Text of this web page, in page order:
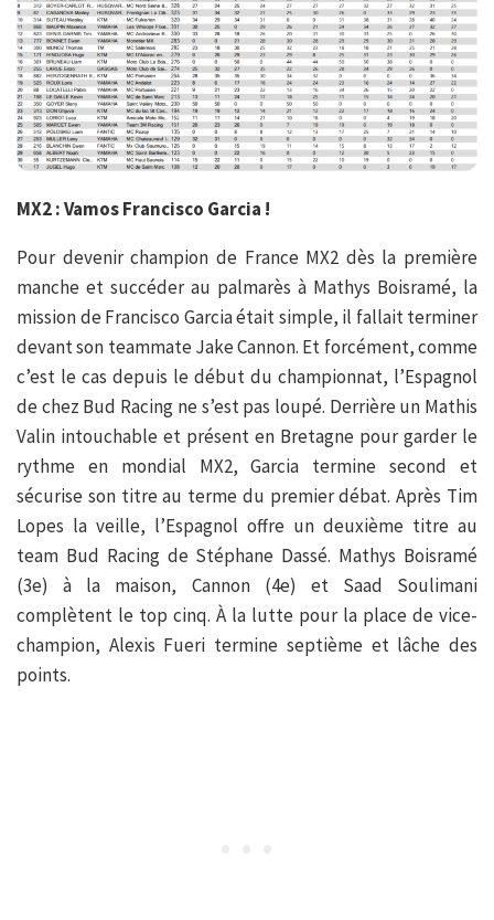
MX2 : Vamos Francisco Garcia !
Pour devenir champion de France MX2 dès la première
manche et succéder au palmarès à Mathys Boisramé, la
mission de Francisco Garcia était simple, il fallait terminer
devant son teammate Jake Cannon. Et forcément, comme
c’est le cas depuis le début du championnat, l’Espagnol
de chez Bud Racing ne s’est pas loupé. Derrière un Mathis
Valin intouchable et présent en Bretagne pour garder le
rythme en mondial MX2, Garcia termine second et
sécurise son titre au terme du premier débat. Après Tim
Lopes la veille, l’Espagnol offre un deuxième titre au
team Bud Racing de Stéphane Dassé. Mathys Boisramé
(3e) à la maison, Cannon (4e) et Saad Soulimani
complètent le top cinq. À la lutte pour la place de vice-
champion, Alexis Fueri termine septième et lâche des
points.